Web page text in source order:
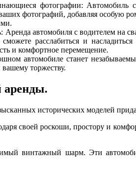
фотографии: Автомобиль
фотографий, добавляя особую
Аренда автомобиля с водителем на
расслабиться и
и комфортное перемещение.
автомобиле станет
торжеству.
аренды.
исторических моделей
своей роскоши, простору и
винтажный шарм. Эти